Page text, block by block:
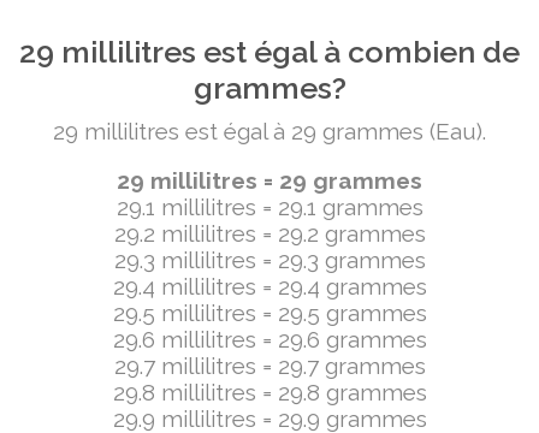
29 millilitres est égal à combien de
grammes?
29 millilitres est égal à 29 grammes (Eau).
29 millilitres = 29 grammes
29.1 millilitres = 29.1 grammes
29.2 millilitres = 29.2 grammes
29.3 millilitres = 29.3 grammes
29.4 millilitres = 29.4 grammes
29.5 millilitres = 29.5 grammes
29.6 millilitres = 29.6 grammes
29.7 millilitres = 29.7 grammes
29.8 millilitres = 29.8 grammes
29.9 millilitres = 29.9 grammes